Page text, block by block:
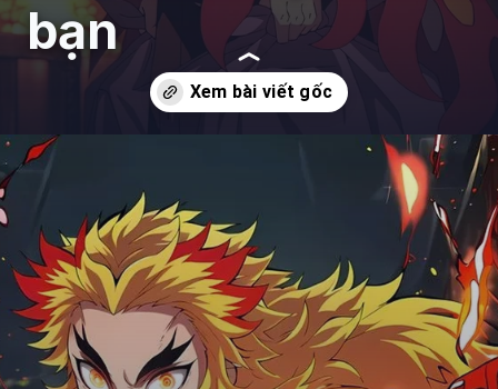
bạn
https://giaydabonghana.com/rengoku